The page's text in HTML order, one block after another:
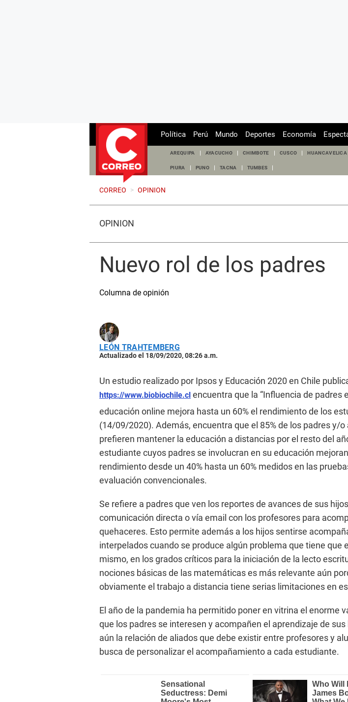
Política Perú Mundo Deportes Economía
AREQUIPA AYACUCHO CHIMBOTE CUSCO HUANCAVELICA
PIURA PUNO TACNA TUMBES
CORREO > OPINION
OPINIÓN
Nuevo rol de los padres
Columna de opinión
LEÓN TRAHTEMBERG
Actualizado el 18/09/2020, 08:26 a.m.
Un estudio realizado por Ipsos y Educación 2020 en Chile
https://www.biobiochile.cl encuentra que la “Influencia de padres
educación online mejora hasta un 60% el rendimiento de los
(14/09/2020). Además, encuentra que el 85% de los padres y/o
prefieren mantener la educación a distancias por el resto del
estudiante cuyos padres se involucran en su educación
rendimiento desde un 40% hasta un 60% medidos en las
evaluación convencionales.
Se refiere a padres que ven los reportes de avances de sus
comunicación directa o vía email con los profesores para
quehaceres. Esto permite además a los hijos sentirse
interpelados cuando se produce algún problema que tiene que
mismo, en los grados críticos para la iniciación de la lecto
nociones básicas de las matemáticas es más relevante aún
obviamente el trabajo a distancia tiene serias limitaciones en
El año de la pandemia ha permitido poner en vitrina el enorme
que los padres se interesen y acompañen el aprendizaje de sus
aún la relación de aliados que debe existir entre profesores y
busca de personalizar el acompañamiento a cada estudiante.